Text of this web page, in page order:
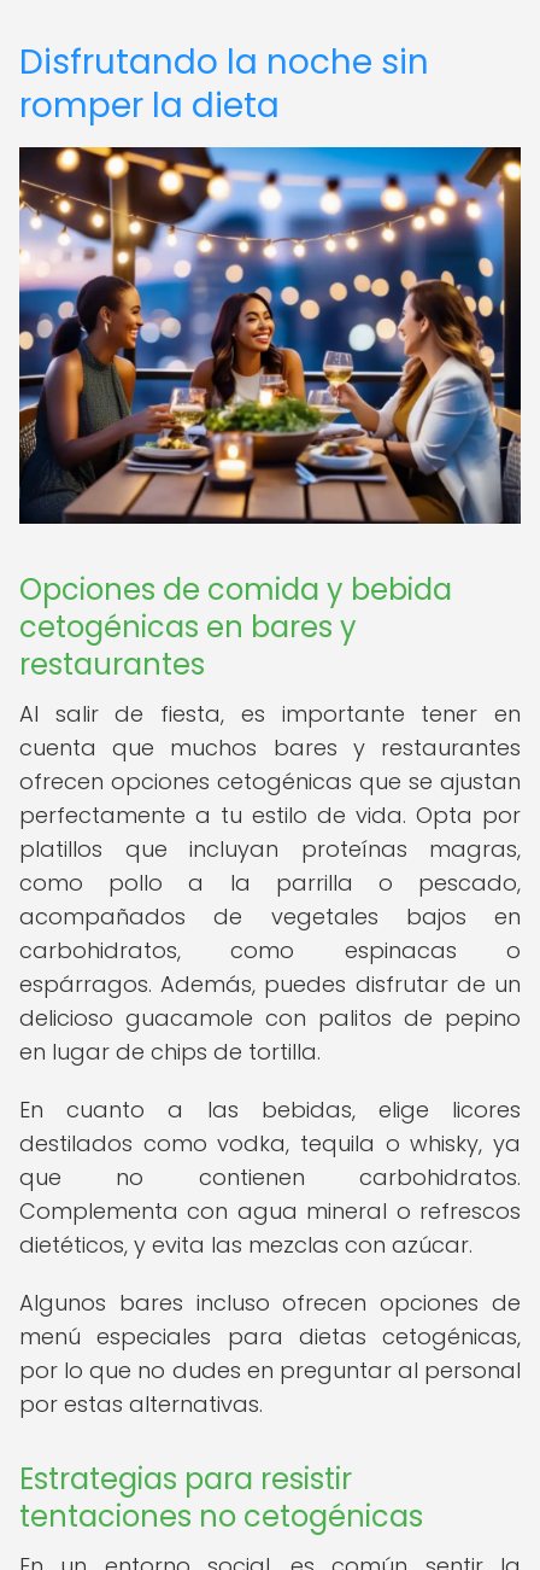
Disfrutando la noche sin
romper la dieta
Opciones de comida y bebida
cetogénicas en bares y
restaurantes
Al salir de fiesta, es importante tener en
cuenta que muchos bares y restaurantes
ofrecen opciones cetogénicas que se ajustan
perfectamente a tu estilo de vida. Opta por
platillos que incluyan proteínas magras,
como pollo a la parrilla o pescado,
acompañados de vegetales bajos en
carbohidratos, como espinacas o
espárragos. Además, puedes disfrutar de un
delicioso guacamole con palitos de pepino
en lugar de chips de tortilla.
En cuanto a las bebidas, elige licores
destilados como vodka, tequila o whisky, ya
que no contienen carbohidratos.
Complementa con agua mineral o refrescos
dietéticos, y evita las mezclas con azúcar.
Algunos bares incluso ofrecen opciones de
menú especiales para dietas cetogénicas,
por lo que no dudes en preguntar al personal
por estas alternativas.
Estrategias para resistir
tentaciones no cetogénicas